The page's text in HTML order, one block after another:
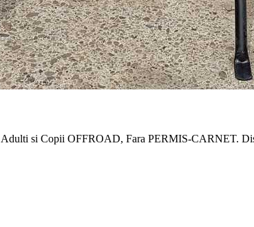
si Copii OFFROAD, Fara PERMIS-CARNET.